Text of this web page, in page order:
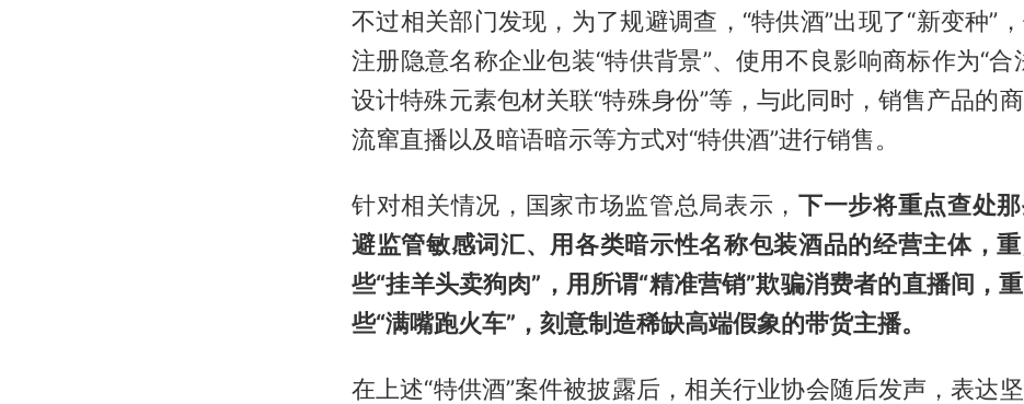
不过相关部门发现，为了规避调查，“特供酒”出现了“新变种”
注册隐意名称企业包装“特供背景”、使用不良影响商标作为“合
设计特殊元素包材关联“特殊身份”等，与此同时，销售产品的
流窜直播以及暗语暗示等方式对“特供酒”进行销售。
针对相关情况，国家市场监管总局表示， 下一步将重点查处
避监管敏感词汇、用各类暗示性名称包装酒品的经营主体，
些“挂羊头卖狗肉”，用所谓“精准营销”欺骗消费者的直播间，
些“满嘴跑火车”，刻意制造稀缺高端假象的带货主播。
在上述“特供酒”案件被披露后，相关行业协会随后发声，表达